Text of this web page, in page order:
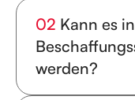
bietet
im Rahmen des
02 Kann es
werden?